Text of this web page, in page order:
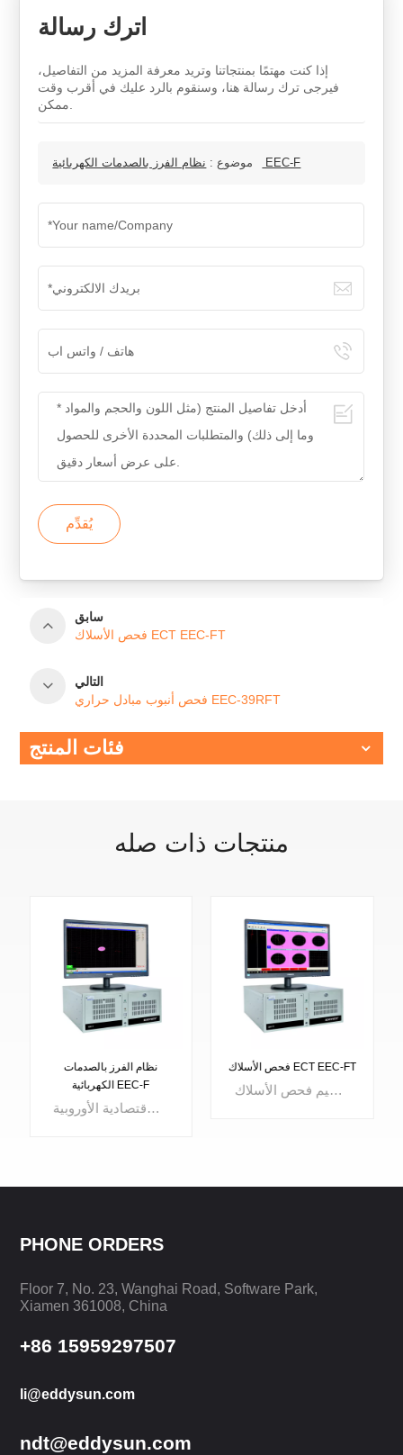
اترك رسالة
إذا كنت مهتمًا بمنتجاتنا وتريد معرفة المزيد من التفاصيل،
فيرجى ترك رسالة هنا، وسنقوم بالرد عليك في أقرب وقت
موضوع : نظام الفرز بالصدمات الكهربائية EEC-F
يُقدِّم
سابق
فحص الأسلاك ECT EEC-FT
التالي
فحص أنبوب مبادل حراري EEC-39RFT
فئات المنتج
منتجات ذات صله
نظام الفرز بالصدمات
الكهربائية EEC-F
الجماعة الاقتصادية الأوروبية-F فرز العلاج بالصدمات الكهربائية يتم توفير نظام لفرز الصلابة، وفرز المواد، وفرز المعالجة الحرارية. ويمكن استخدامه لفحص وفرز الأنابيب المعدنية, الحانات, الأسلاكوقطع غيار السيارات والصمامات ومختلف مكونات معدنية. يمكن أيضًا فصل الفرق في الهيكل وصلابة السطح وعمق العلبة بشكل جيد.
يتعلم أكثر
فحص الأسلاك ECT EEC-FT
تم تصميم فحص الأسلاك EEC-FT ECT مع 5 قنوات اختبار مستقلة يمكنها اختبار 5 خطوط في نفس الوقت. يمكن التحكم في بداية ونهاية كل قناة على حدة. نظام التقرير القوي الاختياري يجعل تحليل بيانات الاختبار سهلاً. يتم استخدامه على نطاق واسع لفحص أسلاك التنغستن وفحص أسلاك الموليبدينوم.
يتعلم أكثر
PHONE ORDERS
Floor 7, No. 23, Wanghai Road, Software Park,
Xiamen 361008, China
+86 15959297507
li@eddysun.com
ndt@eddysun.com